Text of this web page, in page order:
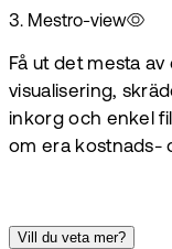
3. Mestro-view
Få ut det mesta
visualisering,
inkorg och enkel
om era kostnads-
Vill du veta mer?